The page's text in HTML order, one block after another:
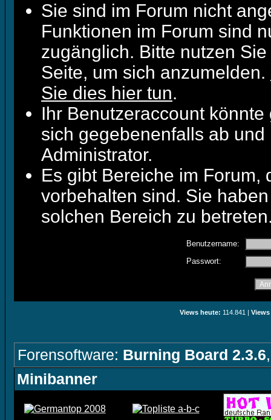
Sie sind im Forum nicht
Funktionen im Forum sind
zugänglich. Bitte nutzen
Seite, um sich anzumelden.
Sie dies hier tun.
Ihr Benutzeraccount
sich gegebenenfalls ab
Administrator.
Es gibt Bereiche im Forum,
vorbehalten sind. Sie
solchen Bereich zu
Benutzername:
Passwort:
Views heute: 114.841 |
Forensoftware: Burning Board 2.3.6
Minibanner